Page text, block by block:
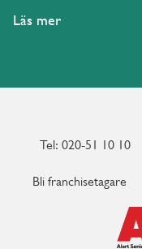
Läs mer
Tel: 020-51 10 10
Bli franchisetagare